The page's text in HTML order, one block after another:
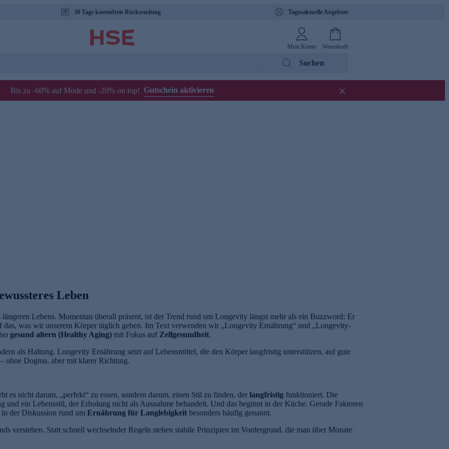
30 Tage kostenfreie Rücksendung Tagesaktuelle Angebote
Mein Konto Warenkorb
Suchen
Bis zu -60% auf Mode und -20% on top! Gutschein aktivieren
Leben
Lebens. Momentan überall präsent, ist der Trend rund um Longevity längst mehr als ein Buzzword: Er
was wir unserem Körper täglich geben. Im Text verwenden wir „Longevity Ernährung“ und „Longevity-
gesund altern (Healthy Aging) mit Fokus auf Zellgesundheit.
als Haltung. Longevity Ernährung setzt auf Lebensmittel, die den Körper langfristig unterstützen, auf gute
ohne Dogma, aber mit klarer Richtung.
nicht darum, „perfekt“ zu essen, sondern darum, einen Stil zu finden, der langfristig funktioniert. Die
ein Lebensstil, der Erholung nicht als Ausnahme behandelt. Und das beginnt in der Küche. Gerade Faktoren
der Diskussion rund um Ernährung für Langlebigkeit besonders häufig genannt.
verstehen. Statt schnell wechselnder Regeln stehen stabile Prinzipien im Vordergrund, die man über Monate